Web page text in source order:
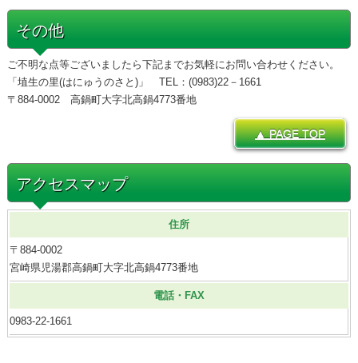
その他
ご不明な点等ございましたら下記までお気軽にお問い合わせください。
「埴生の里(はにゅうのさと)」 TEL：(0983)22－1661
〒884-0002 高鍋町大字北高鍋4773番地
▲ PAGE TOP
アクセスマップ
住所
〒884-0002
宮崎県児湯郡高鍋町大字北高鍋4773番地
電話・FAX
0983-22-1661